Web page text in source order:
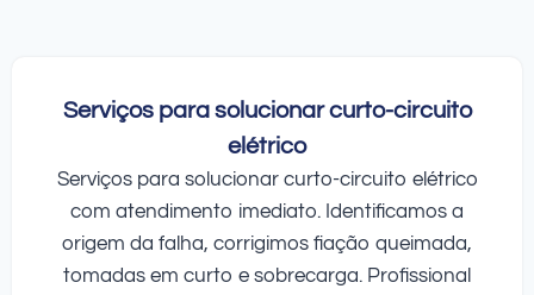
Serviços para solucionar curto-circuito
elétrico
Serviços para solucionar curto-circuito elétrico
com atendimento imediato. Identificamos a
origem da falha, corrigimos fiação queimada,
tomadas em curto e sobrecarga. Profissional